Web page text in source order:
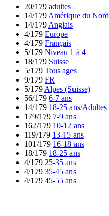
20/179 adultes
14/179 Amérique du Nord
14/179 Anglais
4/179 Europe
4/179 Français
5/179 Niveau 1 à 4
18/179 Suisse
5/179 Tous ages
9/179 FR
5/179 Alpes (Suisse)
56/179 6-7 ans
14/179 18-25 ans/Adultes
179/179 7-9 ans
162/179 10-12 ans
119/179 13-15 ans
101/179 16-18 ans
18/179 18-25 ans
4/179 25-35 ans
4/179 35-45 ans
4/179 45-55 ans